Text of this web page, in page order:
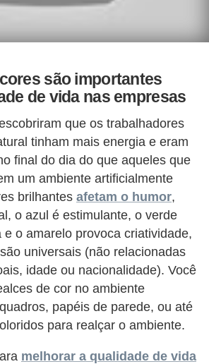
são importantes
de vida nas empresas
que os trabalhadores
tinham mais energia e eram
final do dia do que aqueles que
um ambiente artificialmente
brilhantes afetam o humor,
o azul é estimulante, o verde
e o amarelo provoca criatividade,
universais (não relacionadas
idade ou nacionalidade). Você
de cor no ambiente
papéis de parede, ou até
para realçar o ambiente.
melhorar a qualidade de vida